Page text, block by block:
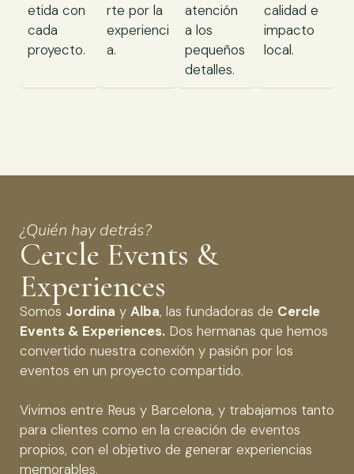
etida con
cada
proyecto.
rte por la
experienci
a.
atención
a los
pequeños
detalles.
calidad e
impacto
local.
¿Quién hay detrás?
Cercle Events &
Experiences
Somos Jordina y Alba, las fundadoras de Cercle
Events & Experiences. Dos hermanas que hemos
convertido nuestra conexión y pasión por los
eventos en un proyecto compartido.
Vivimos entre Reus y Barcelona, y trabajamos tanto
para clientes como en la creación de eventos
propios, con el objetivo de generar experiencias
memorables.